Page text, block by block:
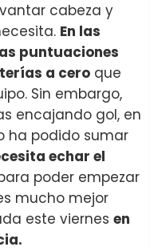
cabeza y
En las
puntuaciones
a cero que
Sin embargo,
encajando gol, en
ha podido sumar
echar el
poder empezar
mucho mejor
este viernes en